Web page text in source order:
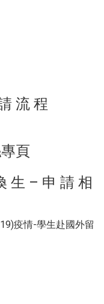
流 程
頁
生 – 申 請 相
疫情-學生赴國外留